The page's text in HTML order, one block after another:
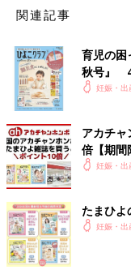
関連記事
育児の困
秋号』 4
いっぱい
妊娠・出
アカチ
倍【期間
妊娠・出
たまひよ
妊娠・出